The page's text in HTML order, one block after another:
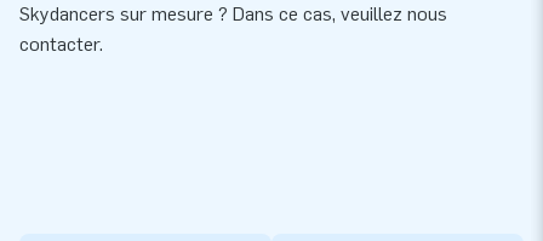
Skydancers sur mesure ? Dans ce cas, veuillez nous
contacter.